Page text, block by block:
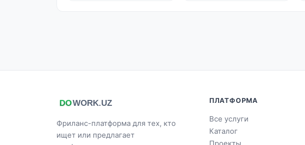
Фриланс-платформа для тех, кто
ищет или предлагает
ПЛАТФОРМА
Все услуги
Каталог